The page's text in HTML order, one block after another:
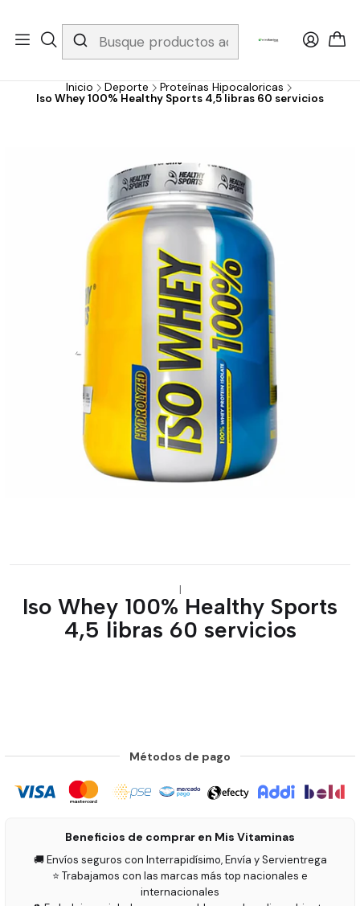
Whatsapp 3229079958/ Fijo 6019251796 / Envios a todo el país y
gratis apartir de 199.000!
Inicio Deporte
Proteínas Hipocaloricas
Iso Whey 100% Healthy Sports 4,5 libras 60 servicios
|
Iso Whey 100% Healthy Sports
4,5 libras 60 servicios
Métodos de pago
Beneficios de comprar en Mis Vitaminas
🚚 Envíos seguros con Interrapidísimo, Envía y Servientrega
⭐ Trabajamos con las marcas más top nacionales e
internacionales